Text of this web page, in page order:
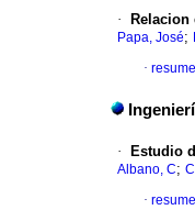
·
Papa, José;
·
· Estudio
Albano, C;
·